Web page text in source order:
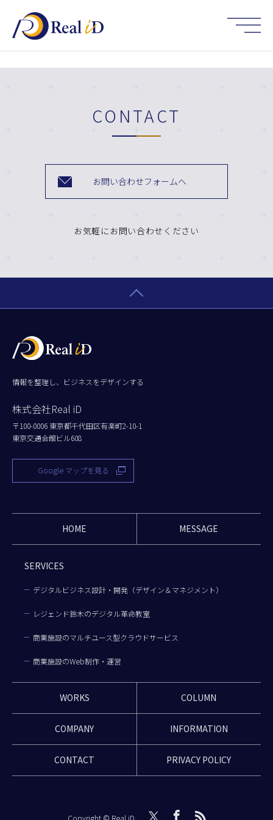
CONTACT
お問い合わせフォームへ
お気軽にお問い合わせください
情報を整理し、ビジネスをデザインする
株式会社Real iD
〒100-0006 東京都千代田区有楽町2-10-1
東京交通会館ビル608
Google マップを見る
HOME MESSAGE
SERVICES
デジタルビジネス設計・開発（デザイン＆マネジメント）
レジェンド鈴木のデジタル革命教室
商業施設のマルチユース型クラウドサービス
商業施設のWeb制作・運営
WORKS COLUMN
COMPANY INFORMATION
CONTACT PRIVACY POLICY
Copyright © Real iD